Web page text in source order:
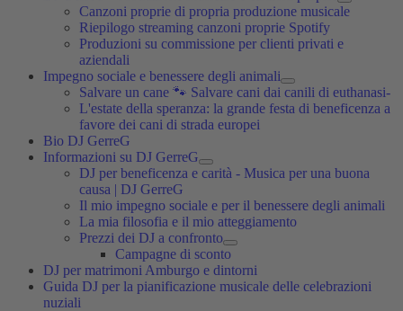
Canzoni proprie di propria produzione musicale
Riepilogo streaming canzoni proprie Spotify
Produzioni su commissione per clienti privati e
aziendali
Impegno sociale e benessere degli animali
Salvare un cane 🐾 Salvare cani dai canili di euthanasi-
L'estate della speranza: la grande festa di beneficenza a
favore dei cani di strada europei
Bio DJ GerreG
Informazioni su DJ GerreG
DJ per beneficenza e carità - Musica per una buona
causa | DJ GerreG
Il mio impegno sociale e per il benessere degli animali
La mia filosofia e il mio atteggiamento
Prezzi dei DJ a confronto
Campagne di sconto
DJ per matrimoni Amburgo e dintorni
Guida DJ per la pianificazione musicale delle celebrazioni
nuziali